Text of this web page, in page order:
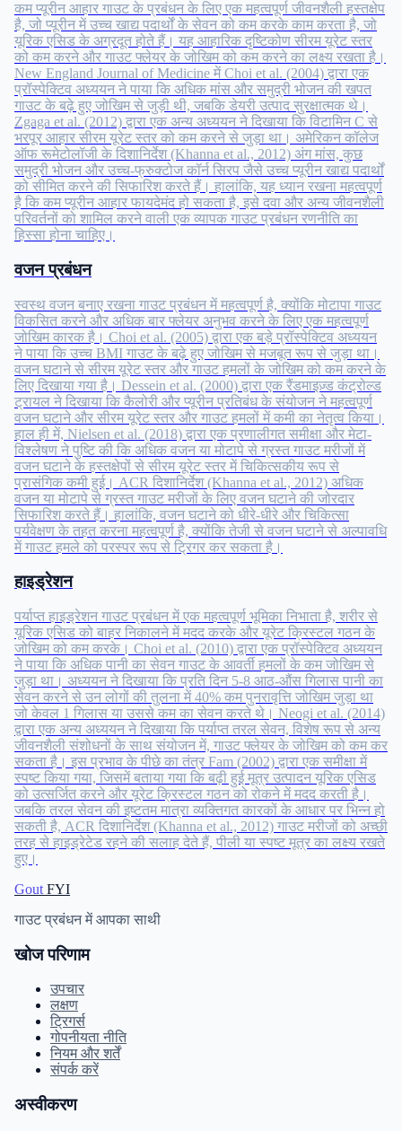
कम प्यूरीन आहार गाउट के प्रबंधन के लिए एक महत्वपूर्ण जीवनशैली हस्तक्षेप
है, जो प्यूरीन में उच्च खाद्य पदार्थों के सेवन को कम करके काम करता है, जो
यूरिक एसिड के अग्रदूत होते हैं। यह आहारिक दृष्टिकोण सीरम यूरेट स्तर
को कम करने और गाउट फ्लेयर के जोखिम को कम करने का लक्ष्य रखता है।
New England Journal of Medicine में Choi et al. (2004) द्वारा एक
प्रॉस्पेक्टिव अध्ययन ने पाया कि अधिक मांस और समुद्री भोजन की खपत
गाउट के बढ़े हुए जोखिम से जुड़ी थी, जबकि डेयरी उत्पाद सुरक्षात्मक थे।
Zgaga et al. (2012) द्वारा एक अन्य अध्ययन ने दिखाया कि विटामिन C से
भरपूर आहार सीरम यूरेट स्तर को कम करने से जुड़ा था। अमेरिकन कॉलेज
ऑफ रूमेटोलॉजी के दिशानिर्देश (Khanna et al., 2012) अंग मांस, कुछ
समुद्री भोजन और उच्च-फ्रुक्टोज कॉर्न सिरप जैसे उच्च प्यूरीन खाद्य पदार्थों
को सीमित करने की सिफारिश करते हैं। हालांकि, यह ध्यान रखना महत्वपूर्ण
है कि कम प्यूरीन आहार फायदेमंद हो सकता है, इसे दवा और अन्य जीवनशैली
परिवर्तनों को शामिल करने वाली एक व्यापक गाउट प्रबंधन रणनीति का
हिस्सा होना चाहिए।
वजन प्रबंधन
स्वस्थ वजन बनाए रखना गाउट प्रबंधन में महत्वपूर्ण है, क्योंकि मोटापा गाउट
विकसित करने और अधिक बार फ्लेयर अनुभव करने के लिए एक महत्वपूर्ण
जोखिम कारक है। Choi et al. (2005) द्वारा एक बड़े प्रॉस्पेक्टिव अध्ययन
ने पाया कि उच्च BMI गाउट के बढ़े हुए जोखिम से मजबूत रूप से जुड़ा था।
वजन घटाने से सीरम यूरेट स्तर और गाउट हमलों के जोखिम को कम करने के
लिए दिखाया गया है। Dessein et al. (2000) द्वारा एक रैंडमाइज़्ड कंट्रोल्ड
ट्रायल ने दिखाया कि कैलोरी और प्यूरीन प्रतिबंध के संयोजन ने महत्वपूर्ण
वजन घटाने और सीरम यूरेट स्तर और गाउट हमलों में कमी का नेतृत्व किया।
हाल ही में, Nielsen et al. (2018) द्वारा एक प्रणालीगत समीक्षा और मेटा-
विश्लेषण ने पुष्टि की कि अधिक वजन या मोटापे से ग्रस्त गाउट मरीजों में
वजन घटाने के हस्तक्षेपों से सीरम यूरेट स्तर में चिकित्सकीय रूप से
प्रासंगिक कमी हुई। ACR दिशानिर्देश (Khanna et al., 2012) अधिक
वजन या मोटापे से ग्रस्त गाउट मरीजों के लिए वजन घटाने की जोरदार
सिफारिश करते हैं। हालांकि, वजन घटाने को धीरे-धीरे और चिकित्सा
पर्यवेक्षण के तहत करना महत्वपूर्ण है, क्योंकि तेजी से वजन घटाने से अल्पावधि
में गाउट हमले को परस्पर रूप से ट्रिगर कर सकता है।
हाइड्रेशन
पर्याप्त हाइड्रेशन गाउट प्रबंधन में एक महत्वपूर्ण भूमिका निभाता है, शरीर से
यूरिक एसिड को बाहर निकालने में मदद करके और यूरेट क्रिस्टल गठन के
जोखिम को कम करके। Choi et al. (2010) द्वारा एक प्रॉस्पेक्टिव अध्ययन
ने पाया कि अधिक पानी का सेवन गाउट के आवर्ती हमलों के कम जोखिम से
जुड़ा था। अध्ययन ने दिखाया कि प्रति दिन 5-8 आठ-औंस गिलास पानी का
सेवन करने से उन लोगों की तुलना में 40% कम पुनरावृत्ति जोखिम जुड़ा था
जो केवल 1 गिलास या उससे कम का सेवन करते थे। Neogi et al. (2014)
द्वारा एक अन्य अध्ययन ने दिखाया कि पर्याप्त तरल सेवन, विशेष रूप से अन्य
जीवनशैली संशोधनों के साथ संयोजन में, गाउट फ्लेयर के जोखिम को कम कर
सकता है। इस प्रभाव के पीछे का तंत्र Fam (2002) द्वारा एक समीक्षा में
स्पष्ट किया गया, जिसमें बताया गया कि बढ़ी हुई मूत्र उत्पादन यूरिक एसिड
को उत्सर्जित करने और यूरेट क्रिस्टल गठन को रोकने में मदद करती है।
जबकि तरल सेवन की इष्टतम मात्रा व्यक्तिगत कारकों के आधार पर भिन्न हो
सकती है, ACR दिशानिर्देश (Khanna et al., 2012) गाउट मरीजों को अच्छी
तरह से हाइड्रेटेड रहने की सलाह देते हैं, पीली या स्पष्ट मूत्र का लक्ष्य रखते
हुए।
Gout FYI
गाउट प्रबंधन में आपका साथी
खोज परिणाम
उपचार
लक्षण
ट्रिगर्स
गोपनीयता नीति
नियम और शर्तें
संपर्क करें
अस्वीकरण